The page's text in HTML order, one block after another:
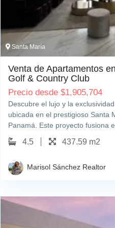
Santa María
Venta de Apartamentos
Golf & Country Club
Precio desde $1,905,704
Descubre el lujo y la
ubicada en el prestigioso Santa
Panamá. Este proyecto fusiona
marca italiana Fendi con un
ofreciendo apartamentos
4.5 437.59 m2
Marisol Sánchez Realtor